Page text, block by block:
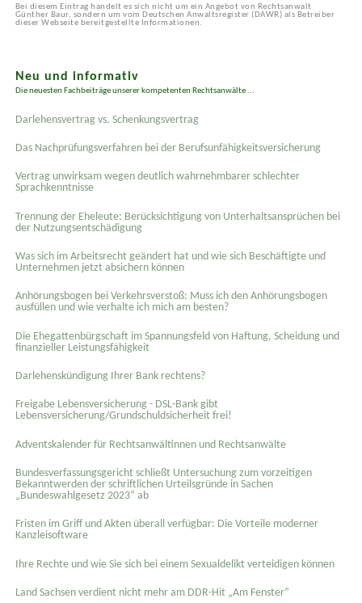
Bei diesem Eintrag handelt es sich nicht um ein Angebot von Rechtsanwalt
Günther Baur, sondern um vom Deutschen Anwaltsregister (DAWR) als Betreiber
dieser Webseite bereitgestellte Informationen.
Neu und informativ
Die neuesten Fachbeiträge unserer kompetenten Rechtsanwälte ...
Darlehensvertrag vs. Schenkungsvertrag
Das Nachprüfungsverfahren bei der Berufsunfähigkeitsversicherung
Vertrag unwirksam wegen deutlich wahrnehmbarer schlechter
Sprachkenntnisse
Trennung der Eheleute: Berücksichtigung von Unterhaltsansprüchen bei
der Nutzungsentschädigung
Was sich im Arbeitsrecht geändert hat und wie sich Beschäftigte und
Unternehmen jetzt absichern können
Anhörungsbogen bei Verkehrsverstoß: Muss ich den Anhörungsbogen
ausfüllen und wie verhalte ich mich am besten?
Die Ehegattenbürgschaft im Spannungsfeld von Haftung, Scheidung und
finanzieller Leistungsfähigkeit
Darlehenskündigung Ihrer Bank rechtens?
Freigabe Lebensversicherung - DSL-Bank gibt
Lebensversicherung/Grundschuldsicherheit frei!
Adventskalender für Rechtsanwältinnen und Rechtsanwälte
Bundesverfassungsgericht schließt Untersuchung zum vorzeitigen
Bekanntwerden der schriftlichen Urteilsgründe in Sachen
„Bundeswahlgesetz 2023“ ab
Fristen im Griff und Akten überall verfügbar: Die Vorteile moderner
Kanzleisoftware
Ihre Rechte und wie Sie sich bei einem Sexual­delikt verteidigen können
Land Sachsen verdient nicht mehr am DDR-Hit „Am Fenster“